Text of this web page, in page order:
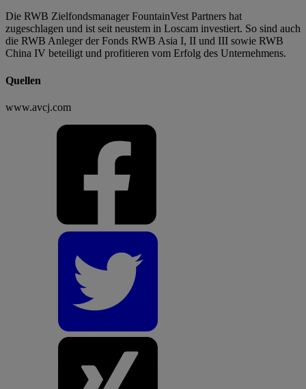
Die RWB Zielfondsmanager FountainVest Partners hat
zugeschlagen und ist seit neustem in Loscam investiert. So sind auch
die RWB Anleger der Fonds RWB Asia I, II und III sowie RWB
China IV beteiligt und profitieren vom Erfolg des Unternehmens.
Quellen
www.avcj.com